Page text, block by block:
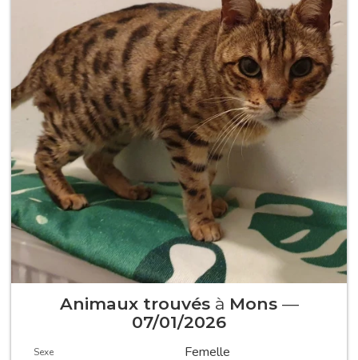
Animaux trouvésà Mons—
07/01/2026
Sexe Femelle